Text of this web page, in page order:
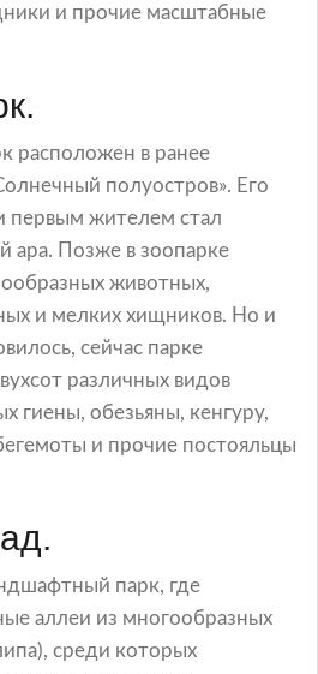
и прочие масштабные
расположен в ранее
полуостров». Его
первым жителем стал
ара. Позже в зоопарке
животных,
и мелких хищников. Но и
сейчас парке
различных видов
гиены, обезьяны, кенгуру,
и прочие постояльцы
парк, где
аллеи из многообразных
среди которых